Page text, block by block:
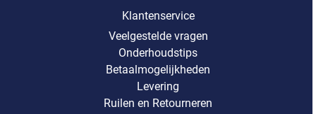
Klantenservice
Veelgestelde vragen
Onderhoudstips
Betaalmogelijkheden
Levering
Ruilen en Retourneren